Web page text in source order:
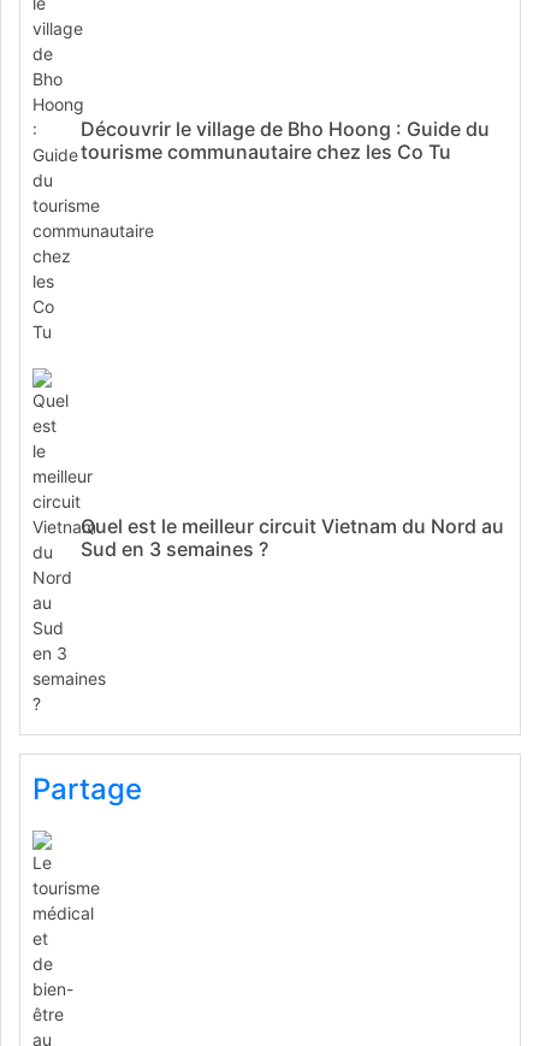
Découvrir le village de Bho Hoong : Guide du
tourisme communautaire chez les Co Tu
Quel est le meilleur circuit Vietnam du Nord au
Sud en 3 semaines ?
Partage